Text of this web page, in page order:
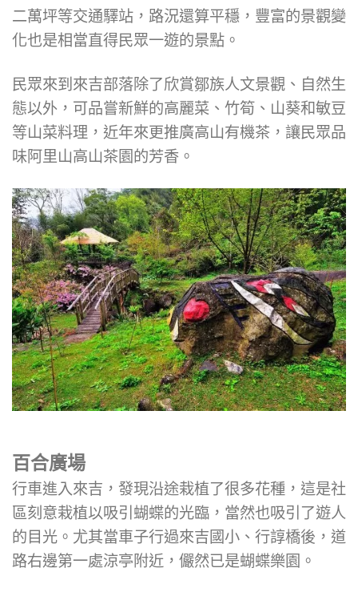
二萬坪等交通驛站，路況還算平穩，豐富的景觀變
化也是相當直得民眾一遊的景點。
民眾來到來吉部落除了欣賞鄒族人文景觀、自然生
態以外，可品嘗新鮮的高麗菜、竹筍、山葵和敏豆
等山菜料理，近年來更推廣高山有機茶，讓民眾品
味阿里山高山茶園的芳香。
百合廣場
行車進入來吉，發現沿途栽植了很多花種，這是社
區刻意栽植以吸引蝴蝶的光臨，當然也吸引了遊人
的目光。尤其當車子行過來吉國小、行諄橋後，道
路右邊第一處涼亭附近，儼然已是蝴蝶樂園。